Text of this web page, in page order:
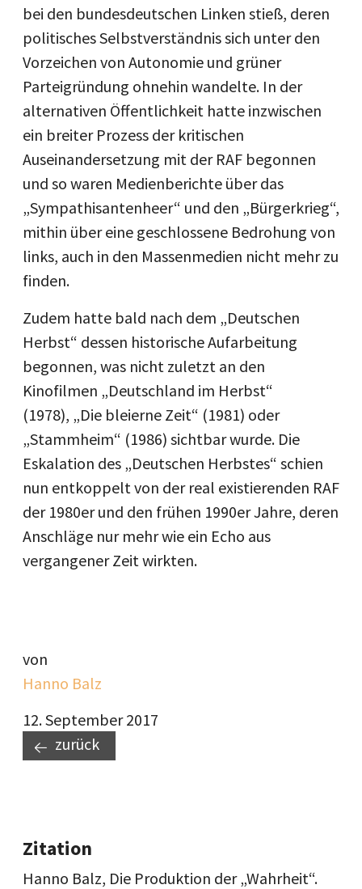
bei den bundesdeutschen Linken stieß, deren
politisches Selbstverständnis sich unter den
Vorzeichen von Autonomie und grüner
Parteigründung ohnehin wandelte. In der
alternativen Öffentlichkeit hatte inzwischen
ein breiter Prozess der kritischen
Auseinandersetzung mit der RAF begonnen
und so waren Medienberichte über das
„Sympathisantenheer“ und den „Bürgerkrieg“,
mithin über eine geschlossene Bedrohung von
links, auch in den Massenmedien nicht mehr zu
finden.
Zudem hatte bald nach dem „Deutschen
Herbst“ dessen historische Aufarbeitung
begonnen, was nicht zuletzt an den
Kinofilmen „Deutschland im Herbst“
(1978), „Die bleierne Zeit“ (1981) oder
„Stammheim“ (1986) sichtbar wurde. Die
Eskalation des „Deutschen Herbstes“ schien
nun entkoppelt von der real existierenden RAF
der 1980er und den frühen 1990er Jahre, deren
Anschläge nur mehr wie ein Echo aus
vergangener Zeit wirkten.
von
Hanno Balz
12. September 2017
zurück
Zitation
Hanno Balz, Die Produktion der „Wahrheit“.